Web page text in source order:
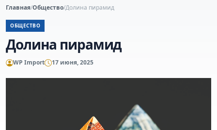
Главная/Общество/Долина пирамид
ОБЩЕСТВО
Долина пирамид
WP Import 17 июня, 2025